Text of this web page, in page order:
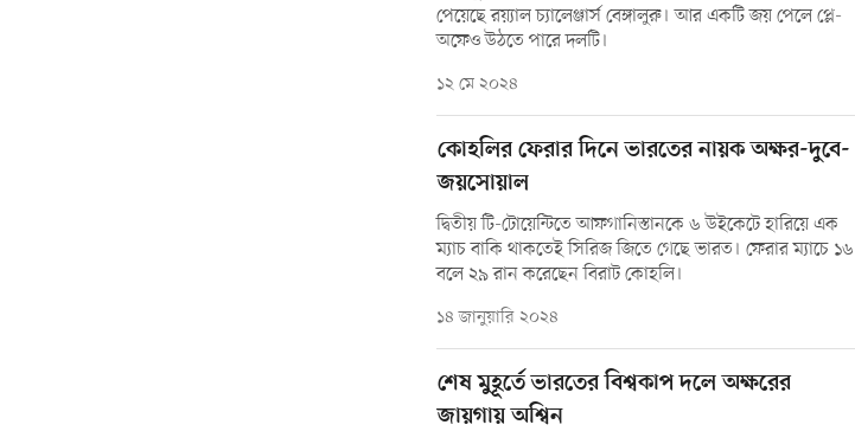
পেয়েছে রয়্যাল চ্যালেঞ্জার্স বেঙ্গালুরু। আর একটি জয় পেলে প্লে-
অফেও উঠতে পারে দলটি।
১২ মে ২০২৪
কোহলির ফেরার দিনে ভারতের নায়ক অক্ষর-দুবে-
জয়সোয়াল
দ্বিতীয় টি-টোয়েন্টিতে আফগানিস্তানকে ৬ উইকেটে হারিয়ে এক
ম্যাচ বাকি থাকতেই সিরিজ জিতে গেছে ভারত। ফেরার ম্যাচে ১৬
বলে ২৯ রান করেছেন বিরাট কোহলি।
১৪ জানুয়ারি ২০২৪
শেষ মুহূর্তে ভারতের বিশ্বকাপ দলে অক্ষরের
জায়গায় অশ্বিন